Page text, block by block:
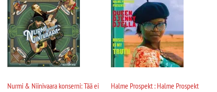
Nurmi & Niinivaara konserni: Tää ei
Halme Prospekt : Halme Prospekt